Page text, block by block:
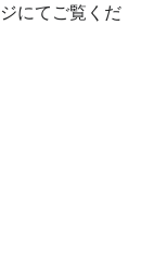
にてご覧くだ